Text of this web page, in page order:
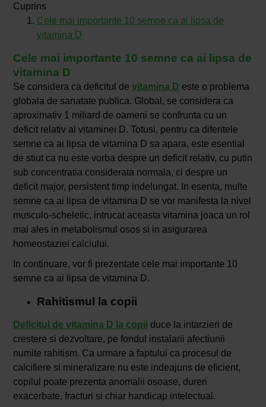
Cuprins
Cele mai importante 10 semne ca ai lipsa de
vitamina D
Cele mai importante 10 semne ca ai lipsa de
vitamina D
Se considera ca deficitul de vitamina D este o problema
globala de sanatate publica. Global, se considera ca
aproximativ 1 miliard de oameni se confrunta cu un
deficit relativ al vitaminei D. Totusi, pentru ca diferitele
semne ca ai lipsa de vitamina D sa apara, este esential
de stiut ca nu este vorba despre un deficit relativ, cu putin
sub concentratia considerata normala, ci despre un
deficit major, persistent timp indelungat. In esenta, multe
semne ca ai lipsa de vitamina D se vor manifesta la nivel
musculo-scheletic, intrucat aceasta vitamina joaca un rol
mai ales in metabolismul osos si in asigurarea
homeostaziei calciului.
In continuare, vor fi prezentate cele mai importante 10
semne ca ai lipsa de vitamina D.
Rahitismul la copii
Deficitul de vitamina D la copii duce la intarzieri de
crestere si dezvoltare, pe fondul instalarii afectiunii
numite rahitism. Ca urmare a faptului ca procesul de
calcifiere si mineralizare nu este indeajuns de eficient,
copilul poate prezenta anomalii osoase, dureri
exacerbate, fracturi si chiar handicap intelectual.